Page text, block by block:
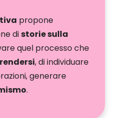
propone
distorie sulla
quel processo che
, di individuare
generare
.